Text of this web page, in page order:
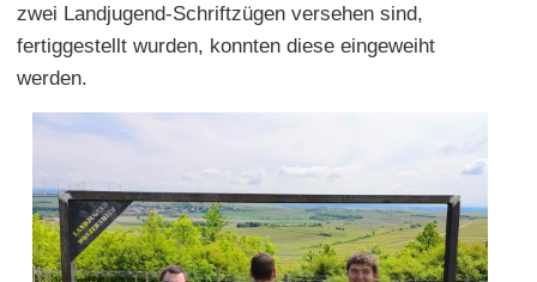
zwei Landjugend-Schriftzügen versehen sind,
fertiggestellt wurden, konnten diese eingeweiht
werden.